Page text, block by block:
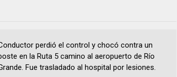
perdió el control y chocó contra un
en la Ruta 5 camino al aeropuerto de Río
Fue trasladado al hospital por lesiones.